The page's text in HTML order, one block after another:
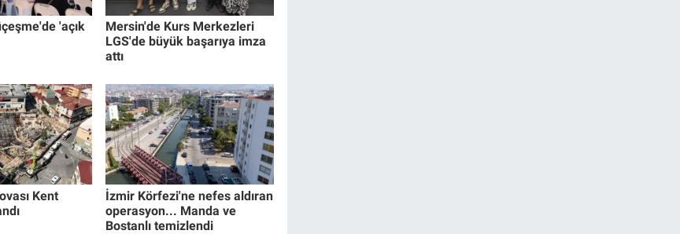
'açık
Mersin'de Kurs Merkezleri
LGS'de büyük başarıya imza
attı
Kent
İzmir Körfezi'ne nefes aldıran
operasyon... Manda ve
Bostanlı temizlendi